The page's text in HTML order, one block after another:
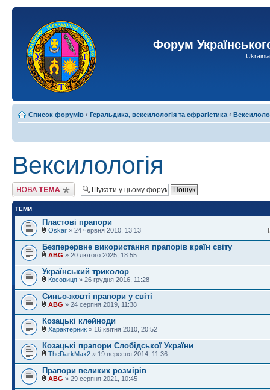
Форум
Список форумів ‹ Геральдика, вексилологія та сфрагістика ‹
Вексилологія
Створити нову тему
ТЕМИ
Пластові прапори
Oskar » 24 червня 2010, 13:13
Безперервне використання прапорів країн світу
ABG » 20 лютого 2025, 18:55
Український триколор
Косовиця » 26 грудня 2016, 11:28
Синьо-жовті прапори у світі
ABG » 24 серпня 2019, 11:38
Козацькі клейноди
Характерник » 16 квітня 2010, 20:52
Козацькі прапори Слобідської України
TheDarkMax2 » 19 вересня 2014, 11:36
Прапори великих розмірів
ABG » 29 серпня 2021, 10:45